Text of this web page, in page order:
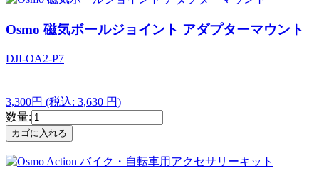
Osmo 磁気ボールジョイント アダプターマウント
DJI-OA2-P7
3,300円 (税込: 3,630 円)
数量: